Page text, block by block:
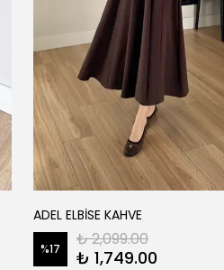
ADEL ELBİSE KAHVE
%17 ₺ 2,099.00
₺ 1,749.00